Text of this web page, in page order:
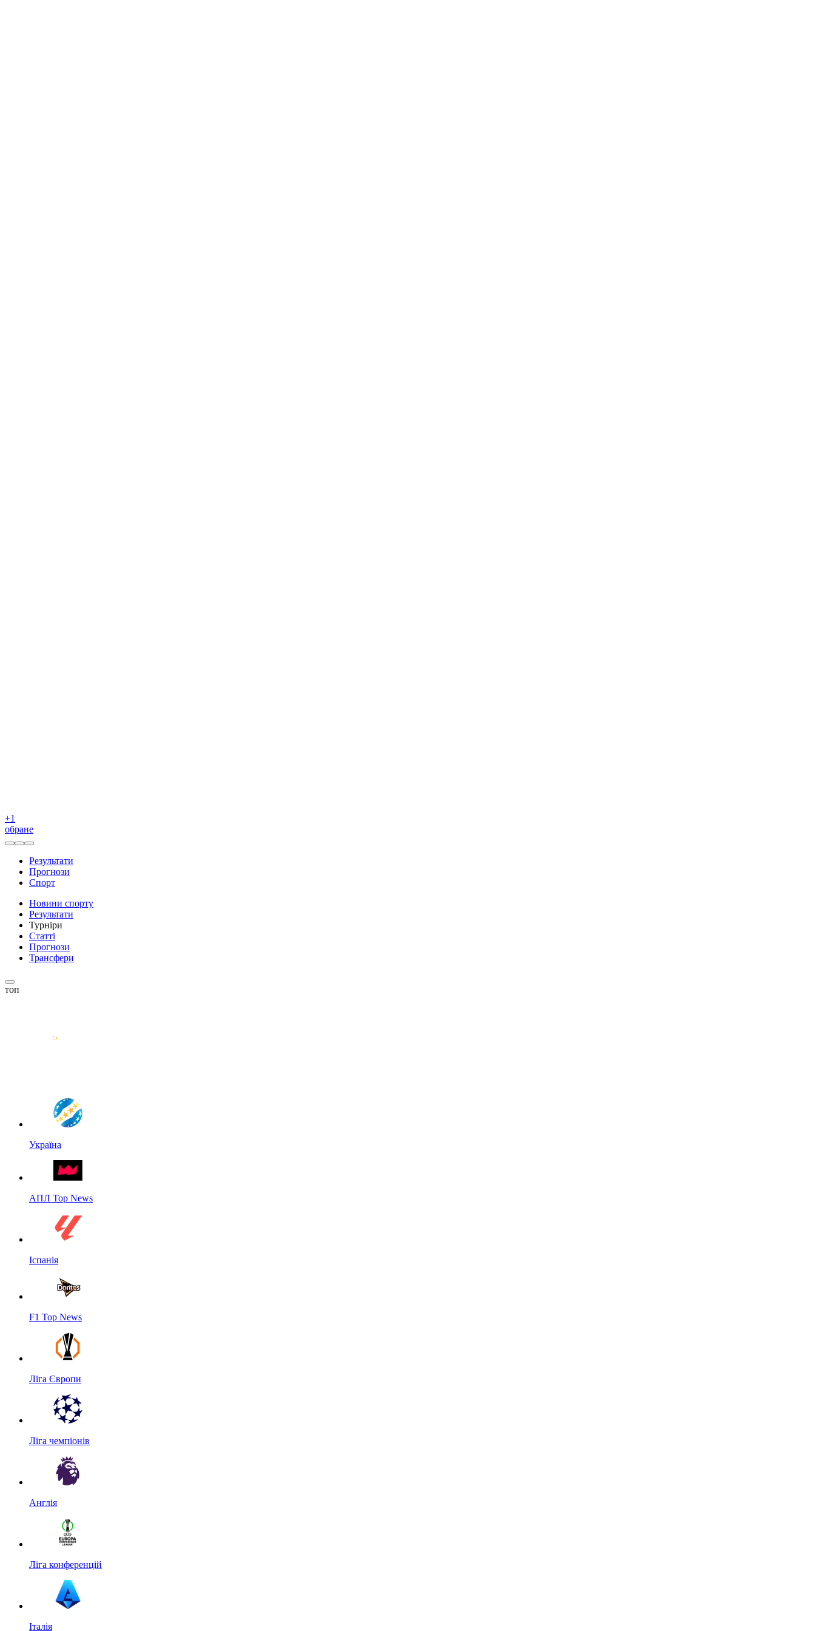
+1
обране
Результати
Прогнози
Спорт
Новини спорту
Результати
Турніри
Статті
Прогнози
Трансфери
топ
Україна
АПЛ Top News
Іспанія
F1 Top News
Ліга Європи
Ліга чемпіонів
Англія
Ліга конференцій
Італія